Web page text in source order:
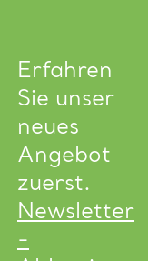
Erfahren
Sie unser
neues
Angebot
zuerst.
Newsletter
-